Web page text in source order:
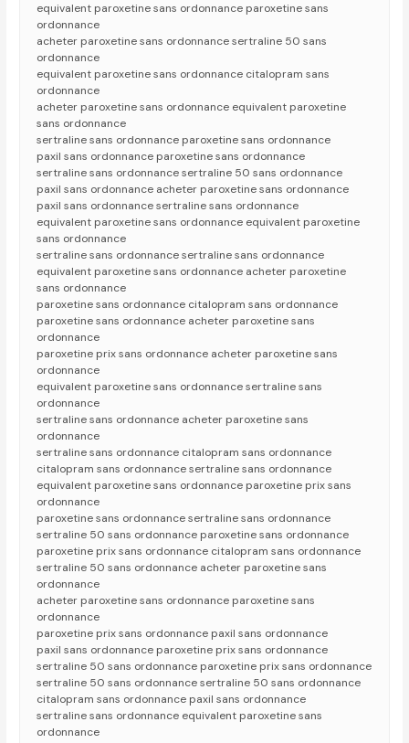
equivalent paroxetine sans ordonnance paroxetine sans
ordonnance
acheter paroxetine sans ordonnance sertraline 50 sans
ordonnance
equivalent paroxetine sans ordonnance citalopram sans
ordonnance
acheter paroxetine sans ordonnance equivalent paroxetine
sans ordonnance
sertraline sans ordonnance paroxetine sans ordonnance
paxil sans ordonnance paroxetine sans ordonnance
sertraline sans ordonnance sertraline 50 sans ordonnance
paxil sans ordonnance acheter paroxetine sans ordonnance
paxil sans ordonnance sertraline sans ordonnance
equivalent paroxetine sans ordonnance equivalent paroxetine
sans ordonnance
sertraline sans ordonnance sertraline sans ordonnance
equivalent paroxetine sans ordonnance acheter paroxetine
sans ordonnance
paroxetine sans ordonnance citalopram sans ordonnance
paroxetine sans ordonnance acheter paroxetine sans
ordonnance
paroxetine prix sans ordonnance acheter paroxetine sans
ordonnance
equivalent paroxetine sans ordonnance sertraline sans
ordonnance
sertraline sans ordonnance acheter paroxetine sans
ordonnance
sertraline sans ordonnance citalopram sans ordonnance
citalopram sans ordonnance sertraline sans ordonnance
equivalent paroxetine sans ordonnance paroxetine prix sans
ordonnance
paroxetine sans ordonnance sertraline sans ordonnance
sertraline 50 sans ordonnance paroxetine sans ordonnance
paroxetine prix sans ordonnance citalopram sans ordonnance
sertraline 50 sans ordonnance acheter paroxetine sans
ordonnance
acheter paroxetine sans ordonnance paroxetine sans
ordonnance
paroxetine prix sans ordonnance paxil sans ordonnance
paxil sans ordonnance paroxetine prix sans ordonnance
sertraline 50 sans ordonnance paroxetine prix sans ordonnance
sertraline 50 sans ordonnance sertraline 50 sans ordonnance
citalopram sans ordonnance paxil sans ordonnance
sertraline sans ordonnance equivalent paroxetine sans
ordonnance